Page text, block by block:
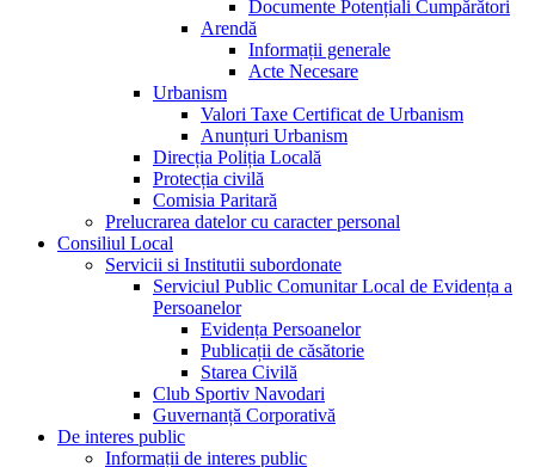
Documente Potențiali Cumpărători
Arendă
Informații generale
Acte Necesare
Urbanism
Valori Taxe Certificat de Urbanism
Anunțuri Urbanism
Direcția Poliția Locală
Protecția civilă
Comisia Paritară
Prelucrarea datelor cu caracter personal
Consiliul Local
Servicii si Institutii subordonate
Serviciul Public Comunitar Local de Evidența a
Persoanelor
Evidența Persoanelor
Publicații de căsătorie
Starea Civilă
Club Sportiv Navodari
Guvernanță Corporativă
De interes public
Informații de interes public